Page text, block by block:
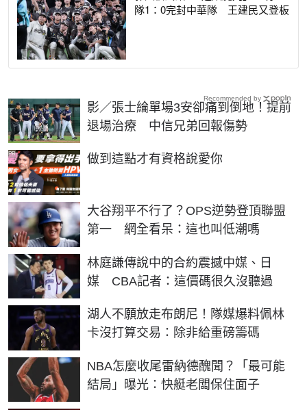
隊1：0完封中華隊 王建民又登板
影／張士綸單場3安卻痛到倒地！提前
退場治療 中信兄弟回報傷勢
做到這點才有資格說愛你
PR
大谷翔平不行了？OPS逆勢登頂聯盟
第一 網全看呆：這也叫低潮嗎
林庭謙傳說中的合約震撼中媒、日
媒 CBA記者：這價碼很久沒聽過
湖人不願放走布朗尼！隊媒爆料佩林
卡沒打算交易：除非給重磅籌碼
NBA怎麼收尾雷納德醜聞？「最可能
結局」曝光：快艇老闆保住面子
Recommended by